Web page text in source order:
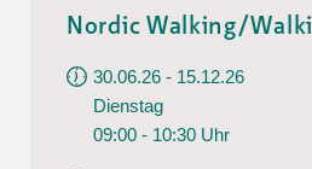
Nordic Walking/
30.06.26 - 15.12.26
Dienstag
09:00 - 10:30 Uhr